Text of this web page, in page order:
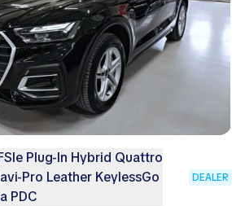
Plug-In Hybrid Quattro
Pro Leather KeylessGo
PDC
DEALER